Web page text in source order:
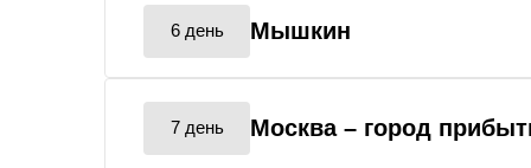
6 день Мышкин
7 день Москва – город